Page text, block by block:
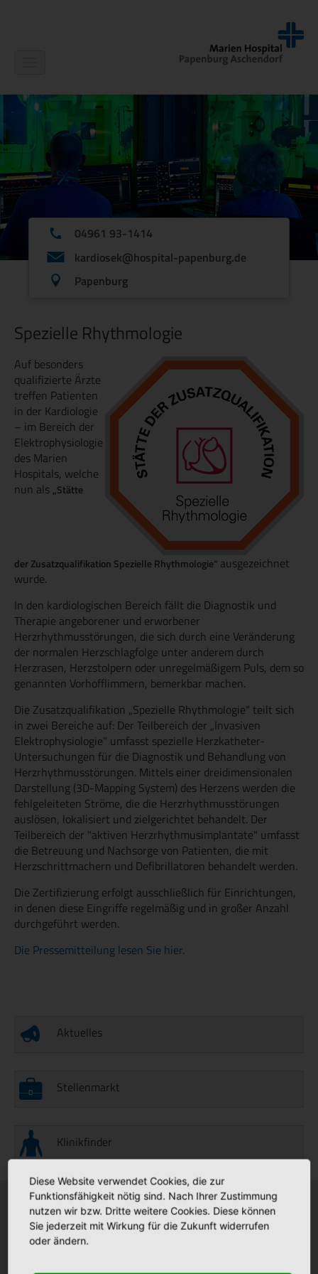
04961 93-1414
kardiosek@hospital-papenburg.de
Papenburg
Spezielle Rhythmologie
Auf besonders
qualifizierte Ärzte
treffen Patienten
in der Kardiologie
– im Bereich der
Elektrophysiologie
des Marien
Hospitals, welche
nun als „Stätte
derZusatzqualifikation Spezielle Rhythmologie“ ausgezeichnet
wurde.
In den kardiologischen Bereich fällt die Diagnostik und
Therapie angeborener und erworbener
Herzrhythmusstörungen, die sich durch eine Veränderung
der normalen Herzschlagfolge unter anderem durch
Herzrasen, Herzstolpern oder unregelmäßigem Puls, dem so
genannten Vorhofflimmern, bemerkbar machen.
Die Zusatzqualifikation „Spezielle Rhythmologie“ teilt sich
in zwei Bereiche auf: Der Teilbereich der „Invasiven
Elektrophysiologie“ umfasst spezielle Herzkatheter-
Untersuchungen für die Diagnostik und Behandlung von
Herzrhythmusstörungen. Mittels einer dreidimensionalen
Darstellung (3D-Mapping System) des Herzens werden die
fehlgeleiteten Ströme, die die Herzrhythmusstörungen
auslösen, lokalisiert und zielgerichtet behandelt. Der
Teilbereich der "aktiven Herzrhythmusimplantate" umfasst
die Betreuung und Nachsorge von Patienten, die mit
Herzschrittmachern und Defibrillatoren behandelt werden.
Die Zertifizierung erfolgt ausschließlich für Einrichtungen,
in denen diese Eingriffe regelmäßig und in großer Anzahl
durchgeführt werden.
Die Pressemitteilung lesen Sie hier.
Aktuelles
Stellenmarkt
Klinikfinder
Krankenhäuser
Bonifatius Hospital Lingen
Stationäre Pflege
Diese Website verwendet Cookies, die zur
Funktionsfähigkeit nötig sind. Nach Ihrer Zustimmung
nutzen wir bzw. Dritte weitere Cookies. Diese können
Sie jederzeit mit Wirkung für die Zukunft widerrufen
oder ändern.